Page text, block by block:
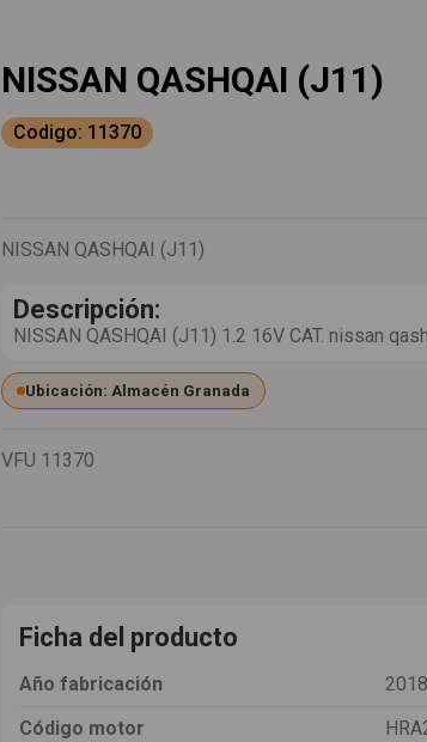
NISSAN QASHQAI (J11)
Codigo: 11370
NISSAN QASHQAI (J11)
Descripción:
NISSAN QASHQAI (J11) 1.2 16V CAT. nissan
Ubicación: Almacén Granada
VFU 11370
Ficha del producto
Año fabricación
2018
Código motor